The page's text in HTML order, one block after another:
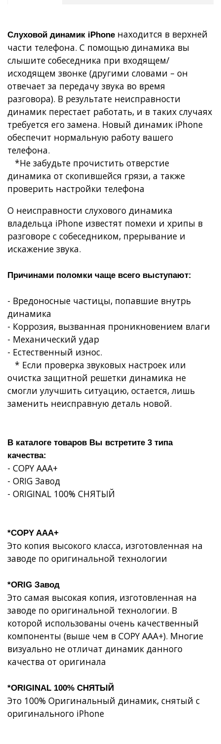
Слуховой динамик iPhone находится в верхней
части телефона. С помощью динамика вы
слышите собеседника при входящем/
исходящем звонке (другими словами – он
отвечает за передачу звука во время
разговора). В результате неисправности
динамик перестает работать, и в таких случаях
требуется его замена. Новый динамик iPhone
обеспечит нормальную работу вашего
телефона.
*Не забудьте прочистить отверстие
динамика от скопившейся грязи, а также
проверить настройки телефона
О неисправности слухового динамика
владельца iPhone известят помехи и хрипы в
разговоре с собеседником, прерывание и
искажение звука.
Причинами поломки чаще всего выступают:
- Вредоносные частицы, попавшие внутрь
динамика
- Коррозия, вызванная проникновением влаги
- Механический удар
- Естественный износ.
* Если проверка звуковых настроек или
очистка защитной решетки динамика не
смогли улучшить ситуацию, остается, лишь
заменить неисправную деталь новой.
В каталоге товаров Вы встретите 3 типа
качества:
- COPY AAA+
- ORIG Завод
- ORIGINAL 100% СНЯТЫЙ
*COPY AAA+
Это копия высокого класса, изготовленная на
заводе по оригинальной технологии
*ORIG Завод
Это самая высокая копия, изготовленная на
заводе по оригинальной технологии. В
которой использованы очень качественный
компоненты (выше чем в COPY AAA+). Многие
визуально не отличат динамик данного
качества от оригинала
*ORIGINAL 100% СНЯТЫЙ
Это 100% Оригинальный динамик, снятый с
оригинального iPhone